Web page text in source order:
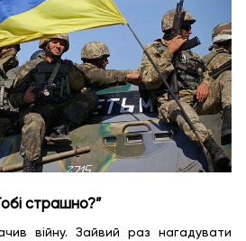
страшно?”
війну. Зайвий раз нагадувати